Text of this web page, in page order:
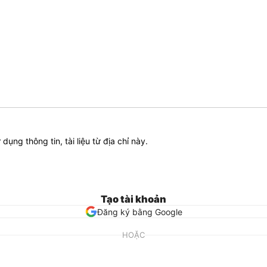
thông tin, tài liệu từ địa chỉ này.
Tạo tài khoản
Đăng ký bằng Google
HOẶC